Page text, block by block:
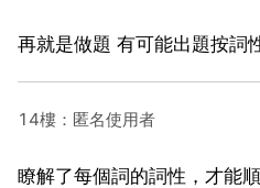
再就是做題 有可能出題按詞
14樓：匿名使用者
瞭解了每個詞的詞性，才能